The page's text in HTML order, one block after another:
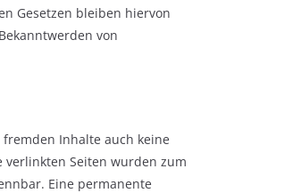
Gesetzen bleiben hiervon
von
Inhalte auch keine
Seiten wurden zum
Eine permanente